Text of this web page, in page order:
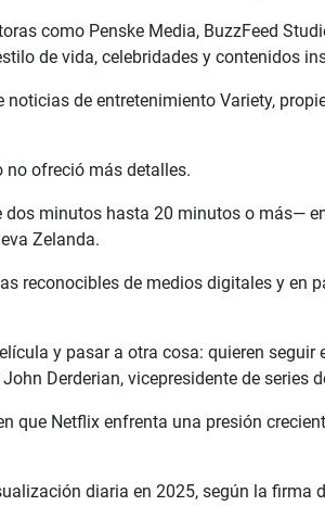
como Penske Media, BuzzFeed
de vida, celebridades y contenidos
de entretenimiento Variety,
no ofreció más detalles.
minutos hasta 20 minutos o más—
Zelanda.
reconocibles de medios digitales y en
y pasar a otra cosa: quieren
Derderian, vicepresidente de
que Netflix enfrenta una presión
diaria en 2025, según la firma